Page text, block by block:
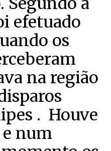
efetuado
os
na região
. Houve
num